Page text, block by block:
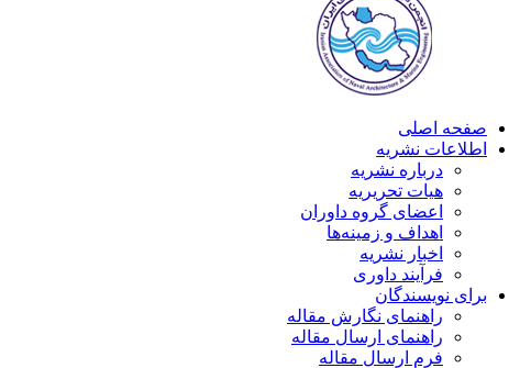
صفحه اصلی
اطلاعات نشریه
درباره نشریه
هیات تحریریه
اعضای گروه داوران
اهداف و زمینه‌ها
اخبار نشریه
فرآیند داوری
برای نویسندگان
راهنمای نگارش مقاله
راهنمای ارسال مقاله
فرم ارسال مقاله